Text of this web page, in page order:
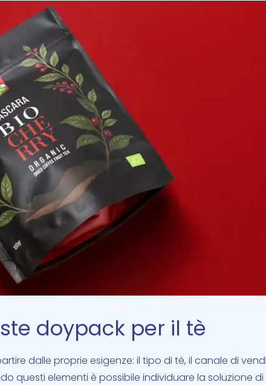
doypack per il tè
dalle proprie esigenze: il tipo di tè, il canale di
questi elementi è possibile individuare la soluzione di